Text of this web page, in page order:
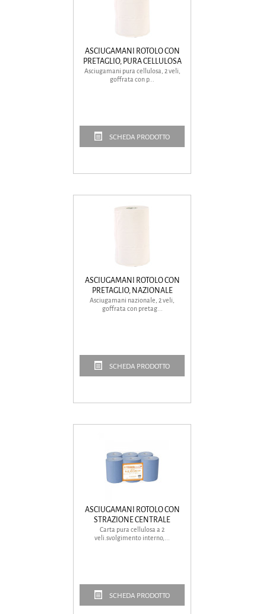
ASCIUGAMANI ROTOLO CON
PRETAGLIO, PURA CELLULOSA
Asciugamani pura cellulosa, 2 veli,
goffrata con p...
SCHEDA PRODOTTO
ASCIUGAMANI ROTOLO CON
PRETAGLIO, NAZIONALE
Asciugamani nazionale, 2 veli,
goffrata con pretag...
SCHEDA PRODOTTO
ASCIUGAMANI ROTOLO CON
STRAZIONE CENTRALE
Carta pura cellulosa a 2
veli.svolgimento interno,...
SCHEDA PRODOTTO